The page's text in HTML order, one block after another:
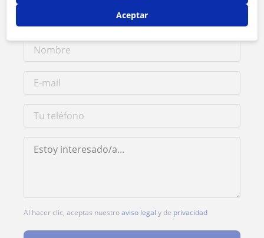
Al hacer clic, aceptas nuestroaviso legal y de privacidad
Aceptar